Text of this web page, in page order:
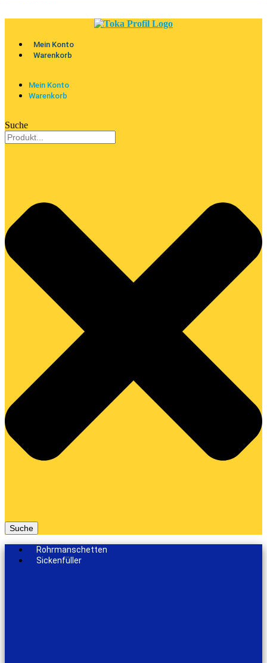
Mein Konto
Warenkorb
Mein Konto
Warenkorb
Suche
Suche
Rohrmanschetten
Sickenfüller